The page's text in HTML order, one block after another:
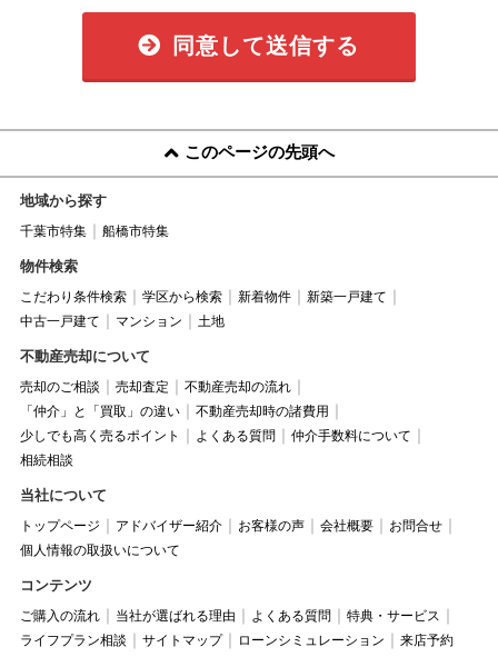
同意して送信する
このページの先頭へ
地域から探す
千葉市特集 船橋市特集
物件検索
こだわり条件検索 学区から検索 新着物件
新築一戸建て
中古一戸建て
マンション 土地
不動産売却について
売却のご相談 売却査定
不動産売却の流れ
「仲介」と「買取」の違い
不動産売却時の諸費用
少しでも高く売るポイント
よくある質問
仲介手数料について
相続相談
当社について
トップページ アドバイザー紹介 お客様の声 会社概要
お問合せ
個人情報の取扱いについて
コンテンツ
ご購入の流れ 当社が選ばれる理由 よくある質問
特典・サービス
ライフプラン相談
サイトマップ ローンシミュレーション 来店予約